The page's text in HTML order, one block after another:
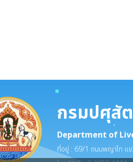
าคา จ้างเหมาบริการทำความสะอาดโรงเ
กาศผู้ชนะการเสนอราคา จ้างบำรุงรักษาด้าน
กรมปศุสั
Department of
ที่อยู่ : 69/1 ถนนพญาไท แ